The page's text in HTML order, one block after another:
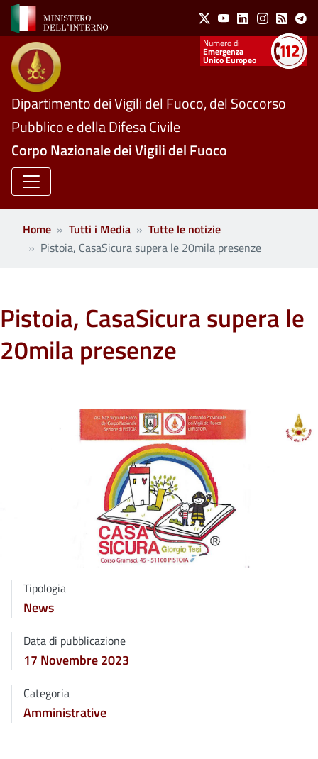
Salta al contenuto principale Social Menu
X YoutubeLinkedinInstagram
Feed
Numeri utili
Emergenza
Unico Europeo
Dipartimento dei Vigili del Fuoco, del Soccorso
Pubblico e della Difesa Civile
Corpo Nazionale dei Vigili del Fuoco
Home Tutti i Media
Tutte le notizie
Pistoia, CasaSicura supera le 20mila presenze
Pistoia, CasaSicura supera le
20mila presenze
Tipologia
News
Data di pubblicazione
17 Novembre 2023
Categoria
Amministrative